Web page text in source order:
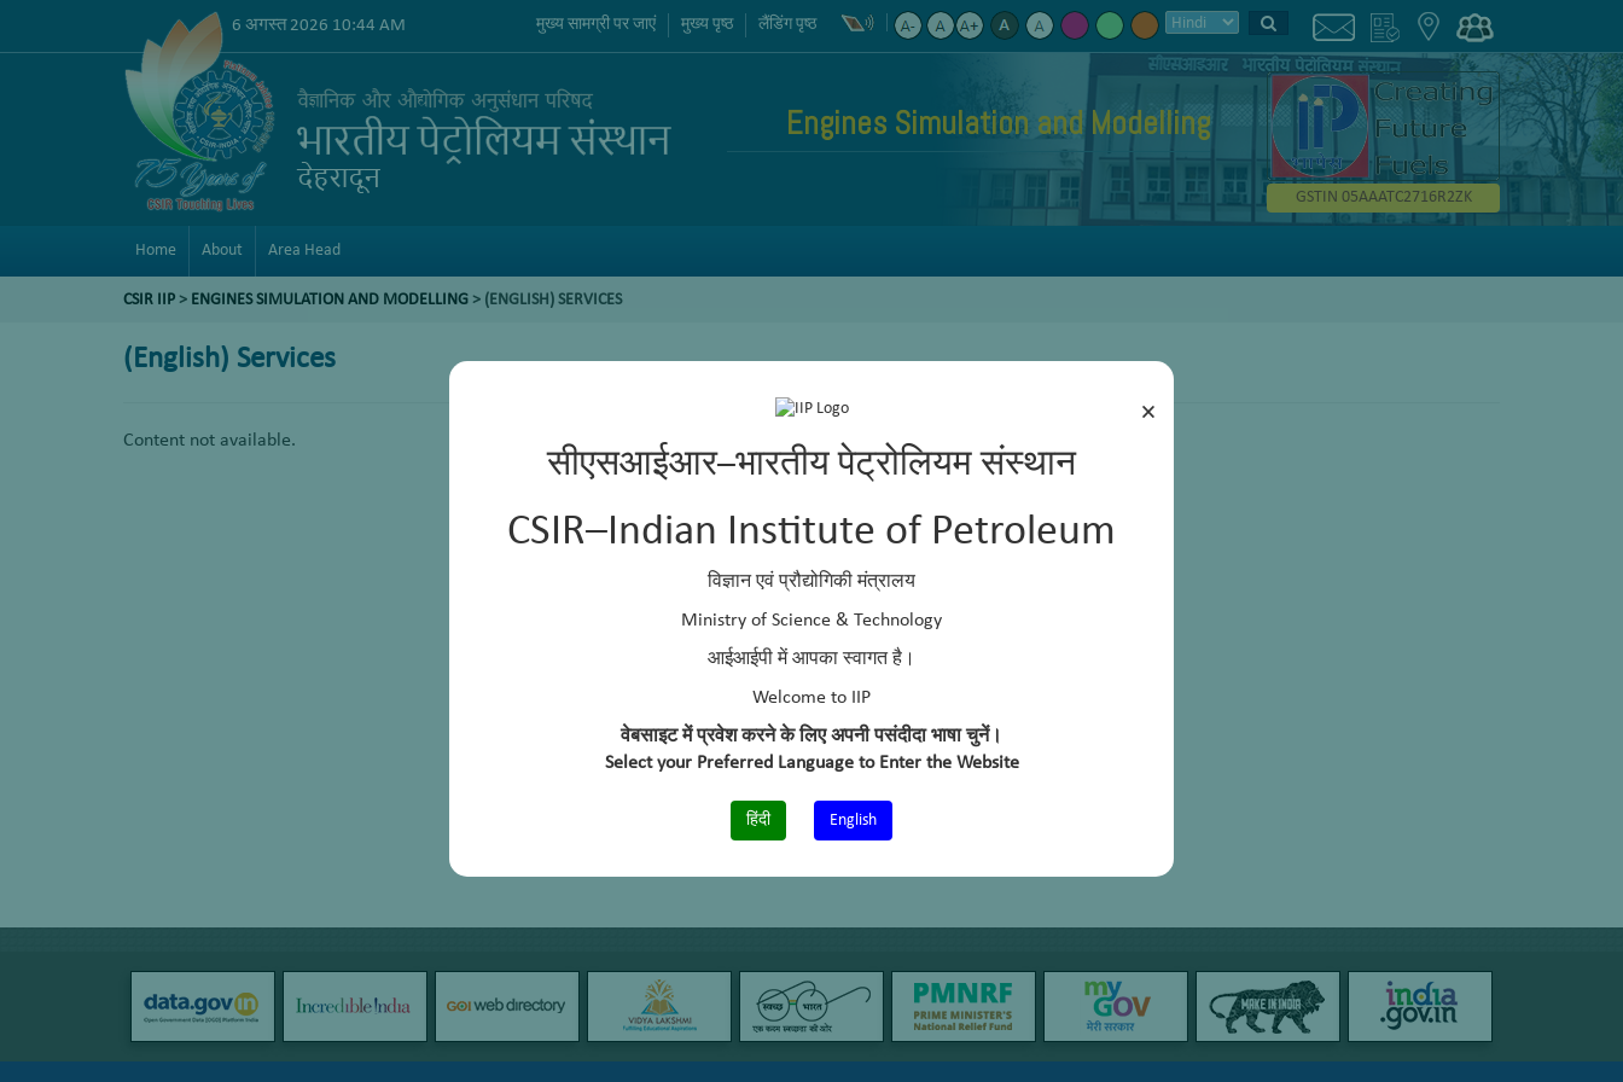
×
सीएसआईआर–भारतीय पेट्रोलियम संस्थान
CSIR–Indian Institute of Petroleum
विज्ञान एवं प्रौद्योगिकी मंत्रालय
Ministry of Science & Technology
आईआईपी में आपका स्वागत है।
Welcome to IIP
वेबसाइट में प्रवेश करने के लिए अपनी पसंदीदा भाषा चुनें।
Select your Preferred Language to Enter the Website
हिंदी English
6 अगस्त 2026 10:44 AM मुख्य सामग्री पर जाएं मुख्य पृष्ठ लैंडिंग पृष्ठ
Engines Simulation and Modelling
GSTIN 05AAATC2716R2ZK
Home About Area Head
CSIR IIP > ENGINES SIMULATION AND MODELLING > (ENGLISH) SERVICES
(English) Services
Content not available.